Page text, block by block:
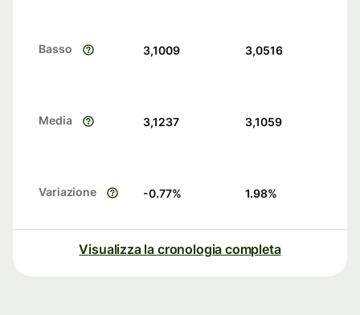
Basso 3,1009 3,0516
Media 3,1237 3,1059
Variazione -0.77% 1.98%
Visualizza la cronologia completa